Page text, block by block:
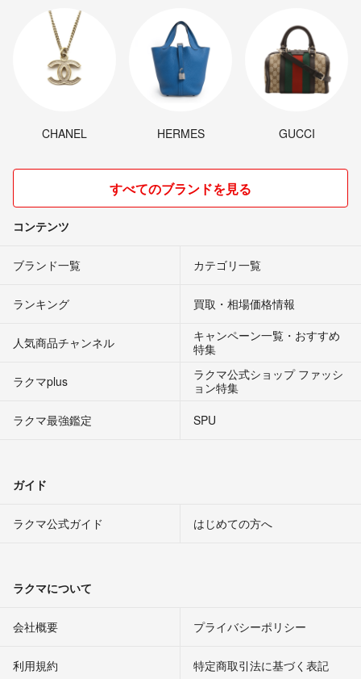
CHANEL HERMES GUCCI
すべてのブランドを見る
コンテンツ
ブランド一覧 カテゴリ一覧
ランキング 買取・相場価格情報
人気商品チャンネル
キャンペーン一覧・おすすめ
特集
ラクマplus
ラクマ公式ショップ ファッシ
ョン特集
ラクマ最強鑑定
SPU
ガイド
ラクマ公式ガイド はじめての方へ
ラクマについて
会社概要 プライバシーポリシー
利用規約 特定商取引法に基づく表記